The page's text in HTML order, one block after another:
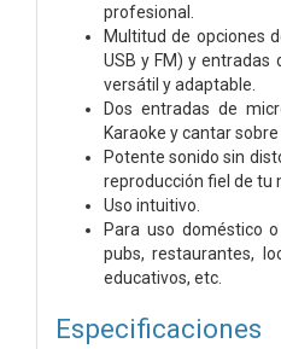
profesional.
Multitud de opciones
USB y FM) y entradas
versátil y adaptable.
Dos entradas de
Karaoke y cantar
Potente sonido sin
reproducción fiel de tu
Uso intuitivo.
Para uso doméstico
pubs, restaurantes,
educativos, etc.
Especificaciones